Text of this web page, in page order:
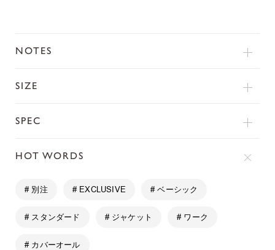
NOTES
SIZE
SPEC
HOT WORDS
# 別注 # EXCLUSIVE # ベーシック
# スタンダード # ジャケット # ワーク
# カバーオール